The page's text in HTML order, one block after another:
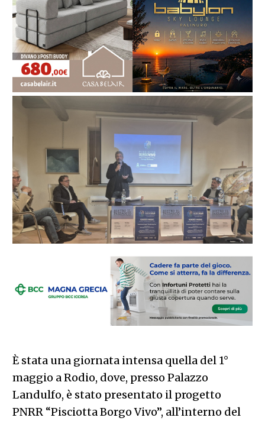
È stata una giornata intensa quella del 1°
maggio a Rodio, dove, presso Palazzo
Landulfo, è stato presentato il progetto
PNRR “Pisciotta Borgo Vivo”, all’interno del